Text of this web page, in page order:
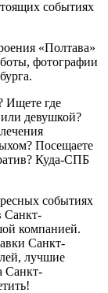
событиях
«Полтава»
фотографии
Ищете где
или девушкой?
Посещаете
Куда-СПБ
событиях
Санкт-
компанией.
Санкт-
лучшие
Санкт-